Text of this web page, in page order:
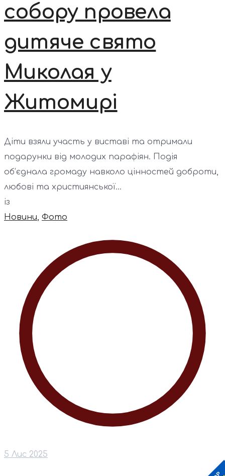
собору провела
дитяче свято
Миколая у
Житомирі
Діти взяли участь у виставі та отримали
подарунки від молодих парафіян. Подія
об’єднала громаду навколо цінностей доброти,
любові та християнської...
із
Новини, Фото
5 Лис 2025